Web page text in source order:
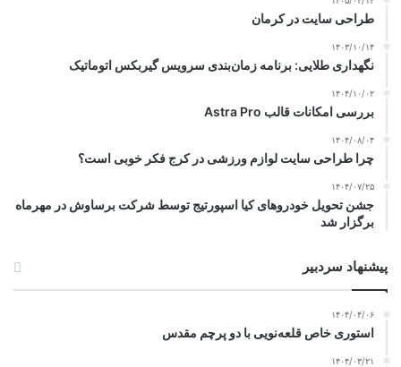
طراحی سایت در کرمان
۱۴۰۳/۱۰/۱۴
نگهداری طلایی: برنامه زمان‌بندی سرویس گیربکس اتوماتیک
۱۴۰۴/۱۰/۰۲
بررسی امکانات قالب Astra Pro
۱۴۰۴/۰۸/۰۴
چرا طراحی سایت لوازم ورزشی در کرج فکر خوبی است؟
۱۴۰۴/۰۷/۲۵
جشن تحویل خودروهای کیا اسپورتیج توسط شرکت برساوش در مهرماه
برگزار شد
پیشنهاد سردبیر
۱۴۰۴/۰۴/۰۶
استوری خاص قلعه‌نویی با دو پرچم مقدس
۱۴۰۴/۰۳/۲۱